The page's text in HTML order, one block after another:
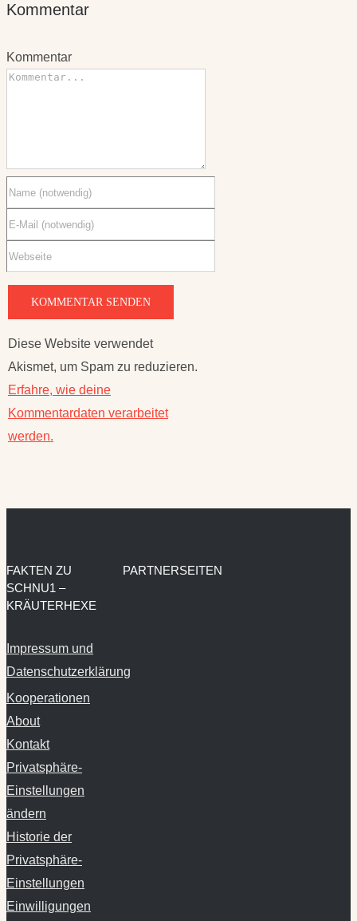
Kommentar
Kommentar
Diese Website verwendet
Akismet, um Spam zu reduzieren.
Erfahre, wie deine
Kommentardaten verarbeitet
werden.
FAKTEN ZU
SCHNU1 –
KRÄUTERHEXE
Impressum und
Datenschutzerklärung
Kooperationen
About
Kontakt
Privatsphäre-
Einstellungen
ändern
Historie der
Privatsphäre-
Einstellungen
Einwilligungen
PARTNERSEITEN